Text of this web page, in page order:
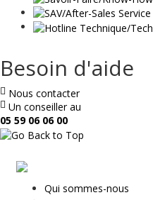
Besoin d'aide
Nous contacter
Un conseiller au
05 59 06 06 00
ae
&
Qui sommes-nous